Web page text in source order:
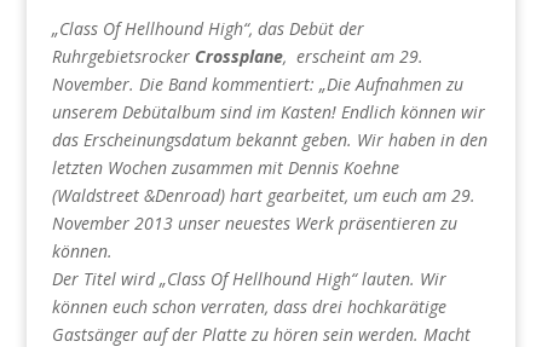
„Class Of Hellhound High“, das Debüt der
Ruhrgebietsrocker Crossplane, erscheint am 29.
November. Die Band kommentiert: „Die Aufnahmen zu
unserem Debütalbum sind im Kasten! Endlich können wir
das Erscheinungsdatum bekannt geben. Wir haben in den
letzten Wochen zusammen mit Dennis Koehne
(Waldstreet &Denroad) hart gearbeitet, um euch am 29.
November 2013 unser neuestes Werk präsentieren zu
können.
Der Titel wird „Class Of Hellhound High“ lauten. Wir
können euch schon verraten, dass drei hochkarätige
Gastsänger auf der Platte zu hören sein werden. Macht